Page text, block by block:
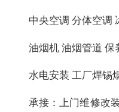
中央空调 分体空调
油烟机 油烟管道 保
水电安装 工厂焊锡
承接：上门维修改